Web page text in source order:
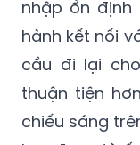
nhập ổn định
hành kết nối
cầu đi lại
thuận tiện
chiếu sáng